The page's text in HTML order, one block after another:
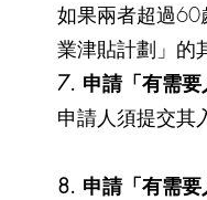
如果兩者超過
業津貼計劃」的
7. 申請「有需要
申請人須提交其
8. 申請「有需要